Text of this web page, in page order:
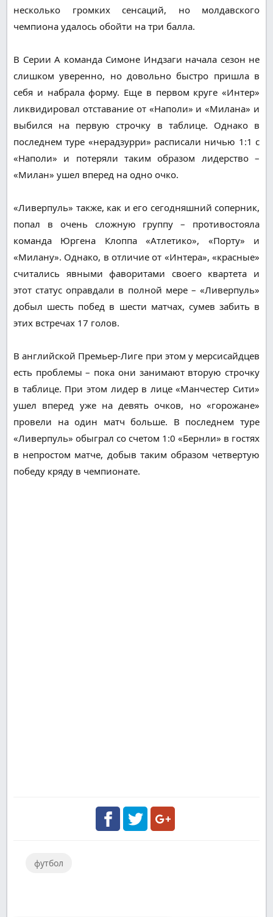
несколько громких сенсаций, но молдавского
чемпиона удалось обойти на три балла.
В Серии А команда Симоне Индзаги начала сезон не
слишком уверенно, но довольно быстро пришла в
себя и набрала форму. Еще в первом круге «Интер»
ликвидировал отставание от «Наполи» и «Милана» и
выбился на первую строчку в таблице. Однако в
последнем туре «нерадзурри» расписали ничью 1:1 с
«Наполи» и потеряли таким образом лидерство –
«Милан» ушел вперед на одно очко.
«Ливерпуль» также, как и его сегодняшний соперник,
попал в очень сложную группу – противостояла
команда Юргена Клоппа «Атлетико», «Порту» и
«Милану». Однако, в отличие от «Интера», «красные»
считались явными фаворитами своего квартета и
этот статус оправдали в полной мере – «Ливерпуль»
добыл шесть побед в шести матчах, сумев забить в
этих встречах 17 голов.
В английской Премьер-Лиге при этом у мерсисайдцев
есть проблемы – пока они занимают вторую строчку
в таблице. При этом лидер в лице «Манчестер Сити»
ушел вперед уже на девять очков, но «горожане»
провели на один матч больше. В последнем туре
«Ливерпуль» обыграл со счетом 1:0 «Бернли» в гостях
в непростом матче, добыв таким образом четвертую
победу кряду в чемпионате.
футбол